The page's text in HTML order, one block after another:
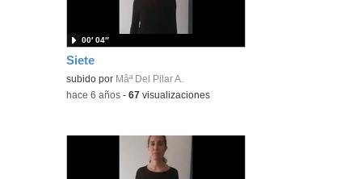
Siete
subido por Mâª Del Pilar A.
00′ 04″
-hace 6 años -67 visualizaciones